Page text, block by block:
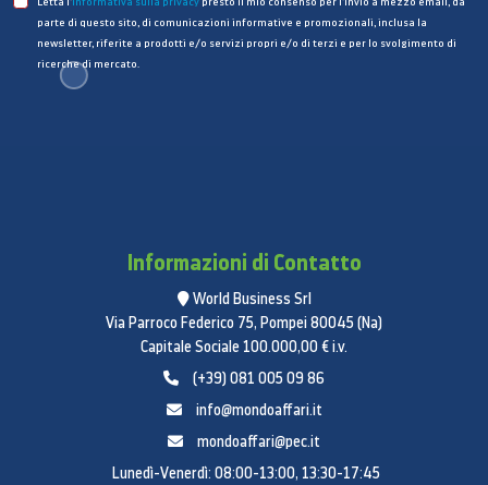
Fotocamera
Fotocamera posteriore: 5 MP, F2.4, Auto Focus
leggermente.
Questa capacità è la capacità nominale della
batteria. La capacità effettiva della batteria per
ciascun singolo prodotto può essere leggermente
superiore o inferiore alla capacità nominale della
batteria.
parte di questo sito, di comunicazioni informative e promozionali, inclusa la
newsletter, riferite a prodotti e/o servizi propri e/o di terzi e per lo svolgimento di
ricerche di mercato.
Informazioni di Contatto
World Business Srl
Via Parroco Federico 75, Pompei 80045 (Na)
Capitale Sociale 100.000,00 € i.v.
(+39) 081 005 09 86
info@mondoaffari.it
mondoaffari@pec.it
Lunedì-Venerdì: 08:00-13:00, 13:30-17:45